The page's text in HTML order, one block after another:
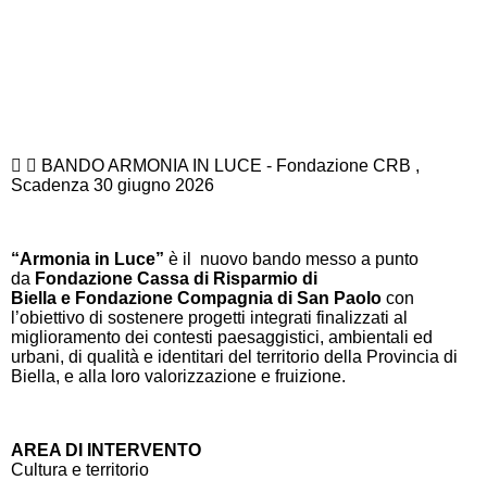
BANDO ARMONIA IN LUCE - Fondazione CRB ,
Scadenza 30 giugno 2026
“Armonia in Luce” è il nuovo bando messo a punto
da Fondazione Cassa di Risparmio di
Biella e Fondazione Compagnia di San Paolo con
l’obiettivo di sostenere progetti integrati finalizzati al
miglioramento dei contesti paesaggistici, ambientali ed
urbani, di qualità e identitari del territorio della Provincia di
Biella, e alla loro valorizzazione e fruizione.
AREA DI INTERVENTO
Cultura e territorio